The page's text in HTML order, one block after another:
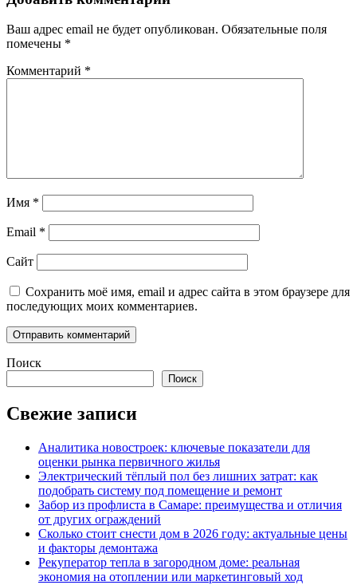
Ваш адрес email не будет опубликован. Обязательные поля
помечены *
Комментарий *
Имя *
Email *
Сайт
Сохранить моё имя, email и адрес сайта в этом браузере для
последующих моих комментариев.
Поиск
Поиск
Свежие записи
Аналитика новостроек: ключевые показатели для
оценки рынка первичного жилья
Электрический тёплый пол без лишних затрат: как
подобрать систему под помещение и ремонт
Забор из профлиста в Самаре: преимущества и отличия
от других ограждений
Сколько стоит снести дом в 2026 году: актуальные цены
и факторы демонтажа
Рекуператор тепла в загородном доме: реальная
экономия на отоплении или маркетинговый ход